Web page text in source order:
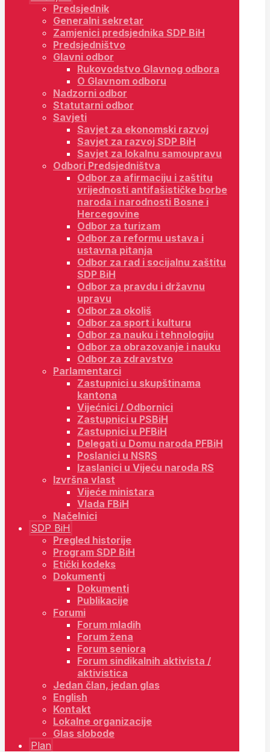
Predsjednik
Generalni sekretar
Zamjenici predsjednika SDP BiH
Predsjedništvo
Glavni odbor
Rukovodstvo Glavnog odbora
O Glavnom odboru
Nadzorni odbor
Statutarni odbor
Savjeti
Savjet za ekonomski razvoj
Savjet za razvoj SDP BiH
Savjet za lokalnu samoupravu
Odbori Predsjedništva
Odbor za afirmaciju i zaštitu
vrijednosti antifašističke borbe
naroda i narodnosti Bosne i
Hercegovine
Odbor za turizam
Odbor za reformu ustava i
ustavna pitanja
Odbor za rad i socijalnu zaštitu
SDP BiH
Odbor za pravdu i državnu
upravu
Odbor za okoliš
Odbor za sport i kulturu
Odbor za nauku i tehnologiju
Odbor za obrazovanje i nauku
Odbor za zdravstvo
Parlamentarci
Zastupnici u skupštinama
kantona
Vijećnici / Odbornici
Zastupnici u PSBiH
Zastupnici u PFBiH
Delegati u Domu naroda PFBiH
Poslanici u NSRS
Izaslanici u Vijeću naroda RS
Izvršna vlast
Vijeće ministara
Vlada FBiH
Načelnici
SDP BiH
Pregled historije
Program SDP BiH
Etički kodeks
Dokumenti
Dokumenti
Publikacije
Forumi
Forum mladih
Forum žena
Forum seniora
Forum sindikalnih aktivista /
aktivistica
Jedan član, jedan glas
English
Kontakt
Lokalne organizacije
Glas slobode
Plan